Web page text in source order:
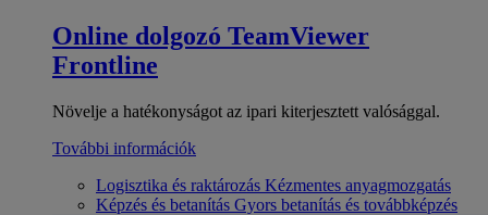
Online dolgozó TeamViewer
Frontline
Növelje a hatékonyságot az ipari kiterjesztett valósággal.
További információk
Logisztika és raktározás Kézmentes anyagmozgatás
Képzés és betanítás Gyors betanítás és továbbképzés